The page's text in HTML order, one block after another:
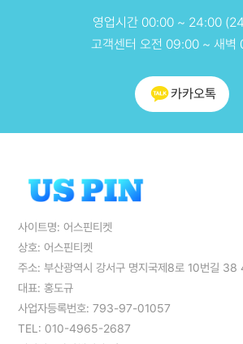
사이트명: 어스핀티켓
상호: 어스핀티켓
주소: 부산광역시 강서구 명지국제8로 10번길 38
대표: 홍도규
사업자등록번호: 793-97-01057
TEL: 010-4965-2687
영업시간 00:00 ~ 24:00
고객센터 오전 09:00 ~ 새벽
카카오톡